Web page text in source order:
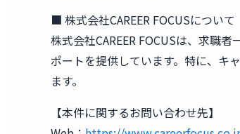
■ 株式会社CAREER FOCUSについて
株式会社CAREER FOCUSは、求職
ポートを提供しています。特に、キ
ます。
【本件に関するお問い合わせ先】